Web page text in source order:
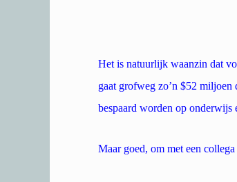
Het is natuurlijk waanzin dat
gaat grofweg zo’n $52
bespaard worden op onderwijs
Maar goed, om met een